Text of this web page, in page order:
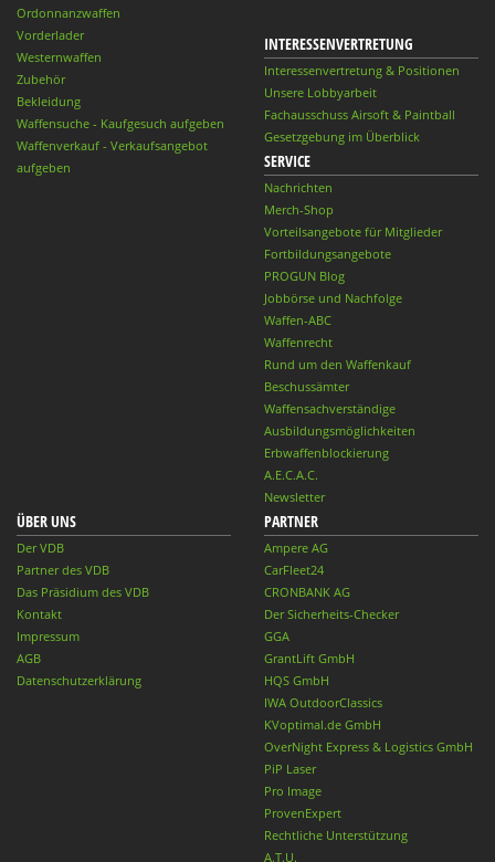
Ordonnanzwaffen
Vorderlader
Westernwaffen
Zubehör
Bekleidung
Waffensuche - Kaufgesuch aufgeben
Waffenverkauf - Verkaufsangebot
aufgeben
INTERESSENVERTRETUNG
Interessenvertretung & Positionen
Unsere Lobbyarbeit
Fachausschuss Airsoft & Paintball
Gesetzgebung im Überblick
SERVICE
Nachrichten
Merch-Shop
Vorteilsangebote für Mitglieder
Fortbildungsangebote
PROGUN Blog
Jobbörse und Nachfolge
Waffen-ABC
Waffenrecht
Rund um den Waffenkauf
Beschussämter
Waffensachverständige
Ausbildungsmöglichkeiten
Erbwaffenblockierung
A.E.C.A.C.
Newsletter
ÜBER UNS
Der VDB
Partner des VDB
Das Präsidium des VDB
Kontakt
Impressum
AGB
Datenschutzerklärung
PARTNER
Ampere AG
CarFleet24
CRONBANK AG
Der Sicherheits-Checker
GGA
GrantLift GmbH
HQS GmbH
IWA OutdoorClassics
KVoptimal.de GmbH
OverNight Express & Logistics GmbH
PiP Laser
Pro Image
ProvenExpert
Rechtliche Unterstützung
A.T.U.